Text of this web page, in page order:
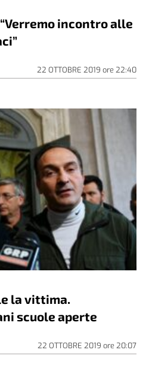
incontro alle
22 OTTOBRE 2019 ore 22:40
la vittima.
scuole aperte
22 OTTOBRE 2019 ore 20:07